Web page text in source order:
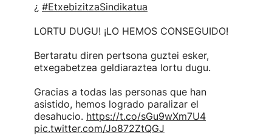
¿ #EtxebizitzaSindikatua
LORTU DUGU! ¡LO HEMOS CONSEGUIDO!
Bertaratu diren pertsona guztei esker,
etxegabetzea geldiaraztea lortu dugu.
Gracias a todas las personas que han
asistido, hemos logrado paralizar el
desahucio. https://t.co/sGu9wXm7U4
pic.twitter.com/Jo872ZtQGJ